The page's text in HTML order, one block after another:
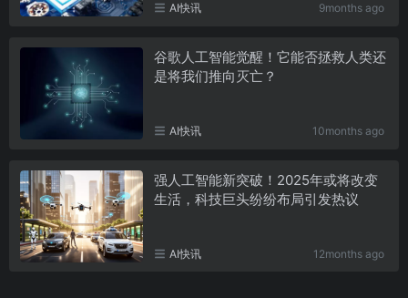
AI快讯 9months ago
谷歌人工智能觉醒！它能否拯救人类还
是将我们推向灭亡？
AI快讯 10months ago
强人工智能新突破！2025年或将改变
生活，科技巨头纷纷布局引发热议
AI快讯 12months ago